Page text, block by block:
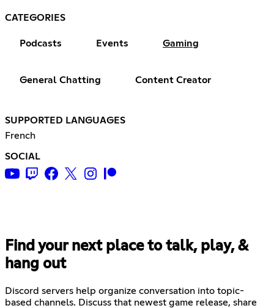
CATEGORIES
Podcasts Events Gaming
General Chatting Content Creator
SUPPORTED LANGUAGES
French
SOCIAL
Find your next place to talk, play, &
hang out
Discord servers help organize conversation into topic-
based channels. Discuss that newest game release, share